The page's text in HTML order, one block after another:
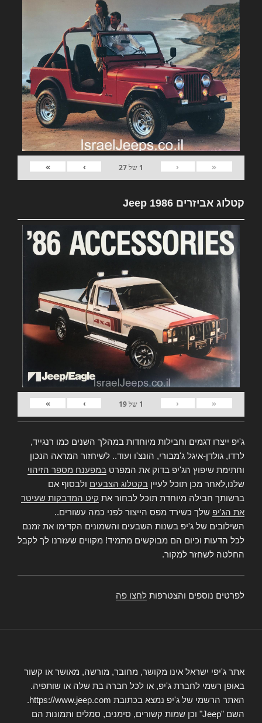
«
‹
1 של27
›
»
קטלוג אביזרים Jeep 1986
«
‹
1 של19
›
»
ג'יפ ייצרו דגמים וחבילות מיוחדות במהלך השנים כמו רנגייד,
לרדו, גולדן-איגל ג'מבורי, הונצ'ו ועוד.. לשיחזור המראה הנכון
וחתימת שיפוץ הג'יפ בדוק את המפרט במפענח מספר הזיהוי
שלנו,לאחר מכן תוכל לעיין בקטלוג הצבעים ולבסוף אם
ברשותך חבילה מיוחדת תוכל לבחור את קיט המדבקות שעיטר
את הג'יפ שלך כשירד מפס הייצור לפני כמה עשורים..
השילובים של ג'יפ בשנות השבעים והשמונים הקדימו את זמנם
לכל הדעות וכיום הם מבוקשים מתמיד! מקווים שעזרנו לך לקבל
החלטה לשחזר למקור.
לפרטים נוספים והצטרפות לחצו פה
אתר ג'יפי ישראל אינו מקושר, מחובר, מורשה, מאושר או קשור
באופן רשמי לחברת ג'יפ, או לכל חברה בת שלה או שותפיה.
האתר הרשמי של ג'יפ נמצא בכתובת https://www.jeep.com.
השם "Jeep" וכן שמות קשורים, סימנים, סמלים ותמונות הם